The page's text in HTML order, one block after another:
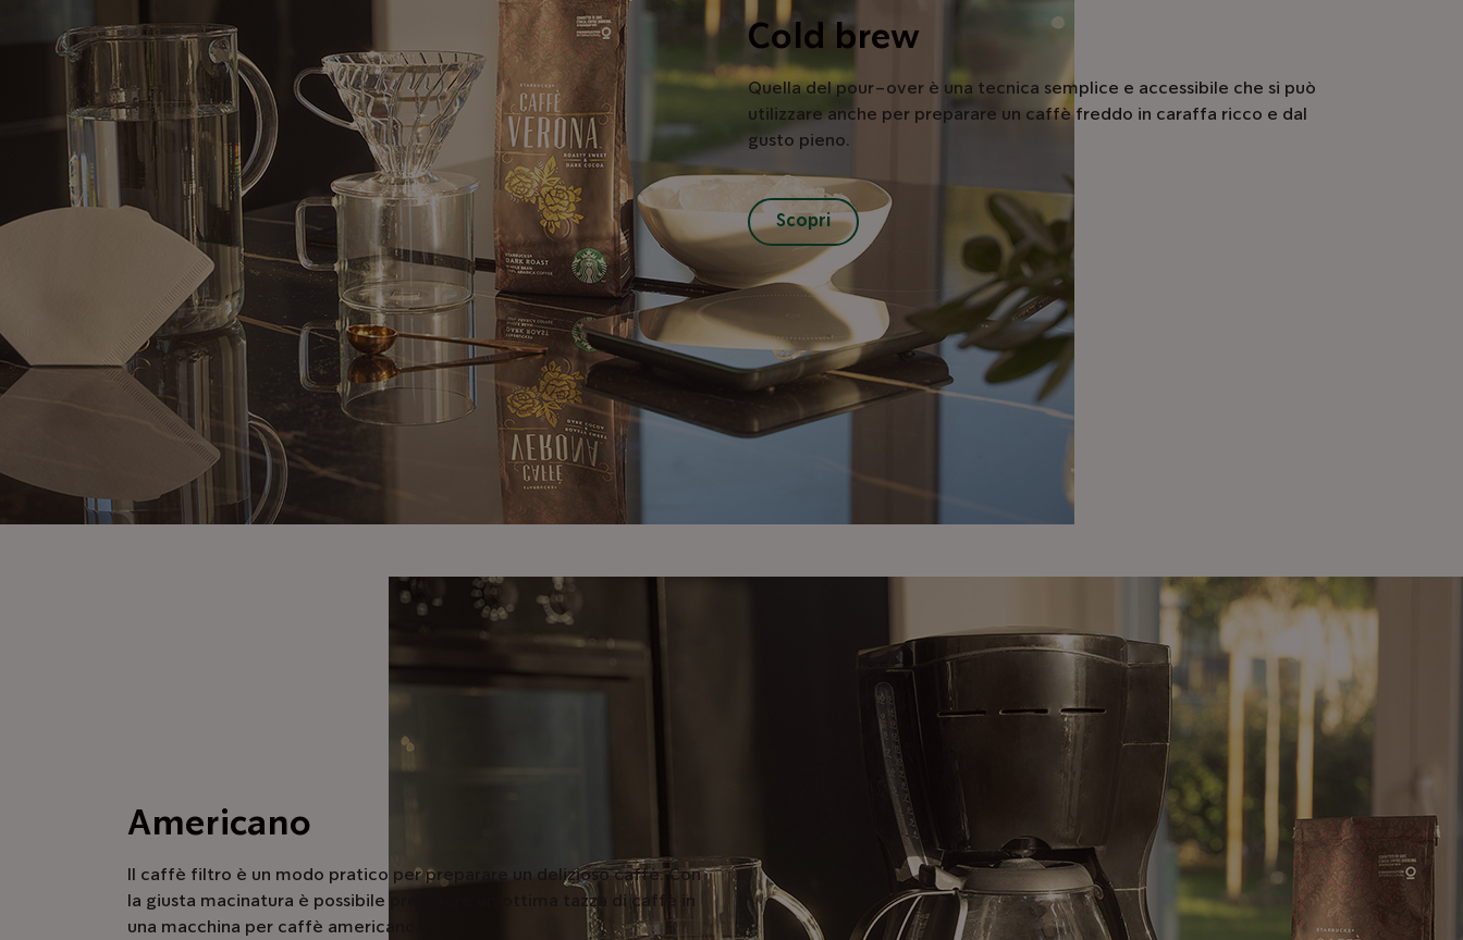
Cold brew
Quella del pour-over è una tecnica semplice e accessibile che si può
utilizzare anche per preparare un caffè freddo in caraffa ricco e dal
gusto pieno.
Scopri
Americano
Il caffè filtro è un modo pratico per preparare un delizioso caffè. Con
la giusta macinatura è possibile preparare un’ottima tazza di caffè in
una macchina per caffè americano.